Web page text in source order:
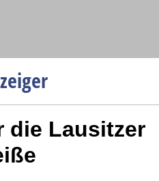
die Lausitzer